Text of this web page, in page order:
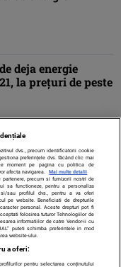
deja energie
la preţuri de peste
dvs., precum identificatorii cookie
preferințele dvs. făcând clic mai
moment pe pagina cu politica de
afecta navigarea.
Mai multe detalii
precum si furnizorii nostri de
sa functioneze, pentru a personaliza
sau profilul dvs., pentru a va oferi
pe website. Beneficiati de drepturile
personal. Aceste drepturi pot fi
folosirea tuturor Tehnologiilor de
informatiilor de catre Vendor-ii cu
puteti schimba preferintele in mod
website-ului.
a oferi:
pentru selectarea conținutului